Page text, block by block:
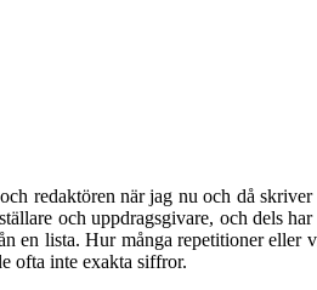
redaktören när jag nu och då
och uppdragsgivare, och dels
en lista. Hur många repetitioner
ofta inte exakta siffror.